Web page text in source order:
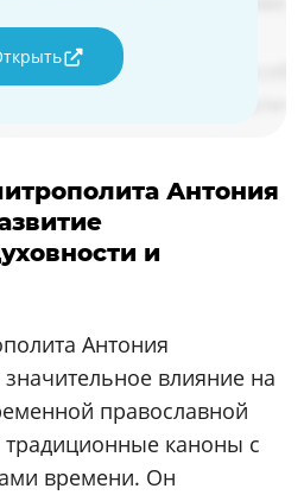
Антония
и
Антония
влияние на
православной
традиционные каноны с
времени. Он